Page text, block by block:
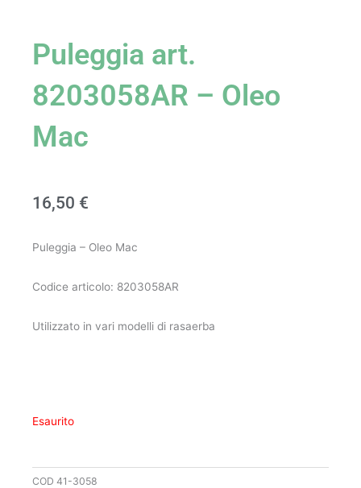
Puleggia art.
8203058AR – Oleo
Mac
16,50 €
Puleggia – Oleo Mac
Codice articolo: 8203058AR
Utilizzato in vari modelli di rasaerba
Esaurito
COD 41-3058